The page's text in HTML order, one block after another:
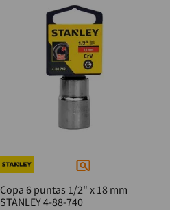
Copa 6 puntas 1/2" x 18 mm
STANLEY 4-88-740